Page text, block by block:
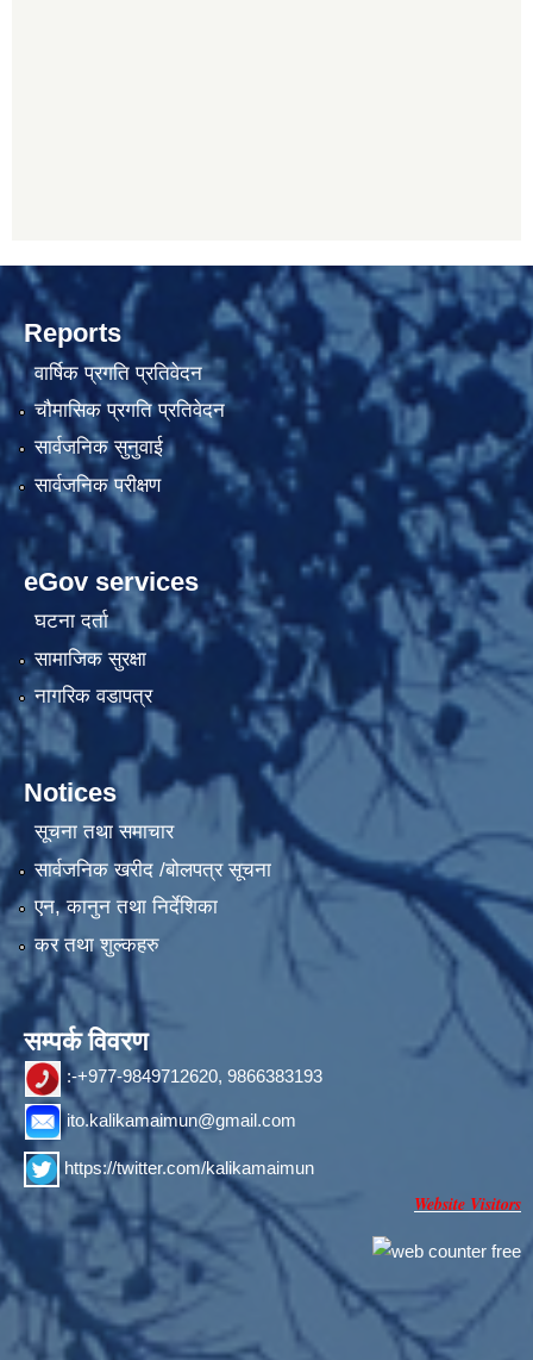
Reports
वार्षिक प्रगति प्रतिवेदन
चौमासिक प्रगति प्रतिवेदन
सार्वजनिक सुनुवाई
सार्वजनिक परीक्षण
eGov services
घटना दर्ता
सामाजिक सुरक्षा
नागरिक वडापत्र
Notices
सूचना तथा समाचार
सार्वजनिक खरीद /बोलपत्र सूचना
एन, कानुन तथा निर्देशिका
कर तथा शुल्कहरु
सम्पर्क विवरण
:-+977-9849712620, 9866383193
ito.kalikamaimun@gmail.com
https://twitter.com/kalikamaimun
Website Visitors